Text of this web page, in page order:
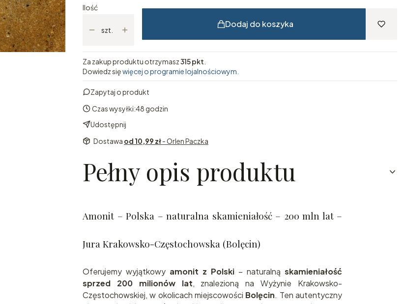
Ilość
szt.
Dodaj do koszyka
Za zakup produktu otrzymasz315 pkt
Dowiedz sięwięcej o programie lojalnościowym.
Zapytaj o produkt
Czas wysyłki:48 godzin
Udostępnij
Dostawa od 10,99 zł- Orlen Paczka
Pełny opis produktu
Amonit – Polska – naturalna skamieniałość – 200 mln lat –
Jura Krakowsko-Częstochowska (Bolęcin)
Oferujemy wyjątkowy amonit z Polski – naturalną skamieniałość
sprzed 200 milionów lat, znalezioną na Wyżynie Krakowsko-
Częstochowskiej, w okolicach miejscowości Bolęcin. Ten autentyczny